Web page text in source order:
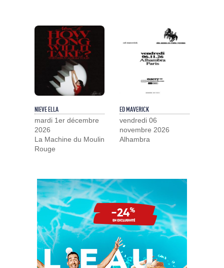
NIEVE ELLA
mardi 1er décembre
2026
La Machine du Moulin
Rouge
ED MAVERICK
vendredi 06
novembre 2026
Alhambra